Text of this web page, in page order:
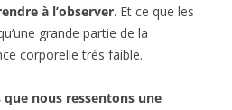
à l’observer. Et ce que les
grande partie de la
corporelle très faible.
que nous ressentons une